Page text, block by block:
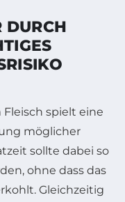
DURCH
spielt eine
möglicher
sollte dabei so
ohne dass das
Gleichzeitig